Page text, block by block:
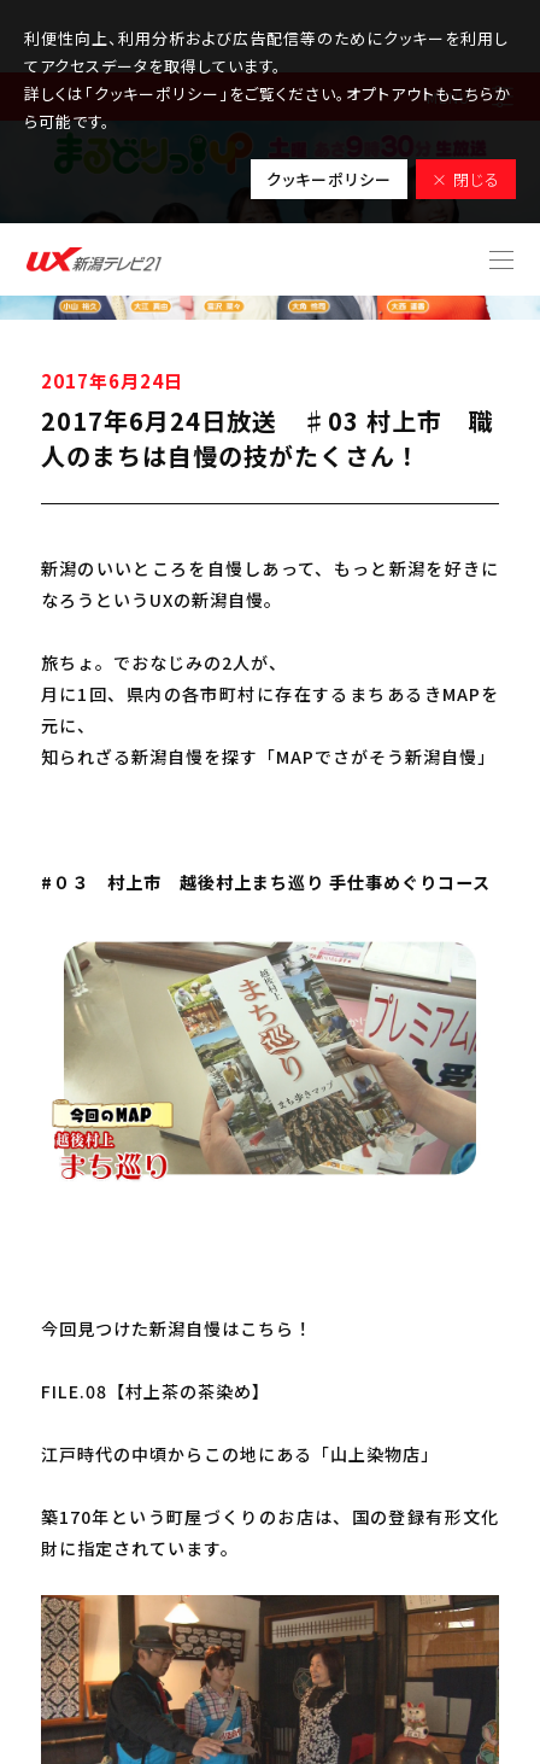
利便性向上、利用分析および広告配信等のためにクッキーを利用し
てアクセスデータを取得しています。
詳しくは「クッキーポリシー」をご覧ください。オプトアウトもこちらか
ら可能です。
クッキーポリシー × 閉じる
MENU
2017年6月24日
2017年6月24日放送 ♯03 村上市 職
人のまちは自慢の技がたくさん！
新潟のいいところを自慢しあって、もっと新潟を好きに
なろうというUXの新潟自慢。
旅ちょ。でおなじみの2人が、
月に1回、県内の各市町村に存在するまちあるきMAPを
元に、
知られざる新潟自慢を探す「MAPでさがそう新潟自慢」
#０３　村上市　越後村上まち巡り 手仕事めぐりコース
今回見つけた新潟自慢はこちら！
FILE.08【村上茶の茶染め】
江戸時代の中頃からこの地にある「山上染物店」
築170年という町屋づくりのお店は、国の登録有形文化
財に指定されています。